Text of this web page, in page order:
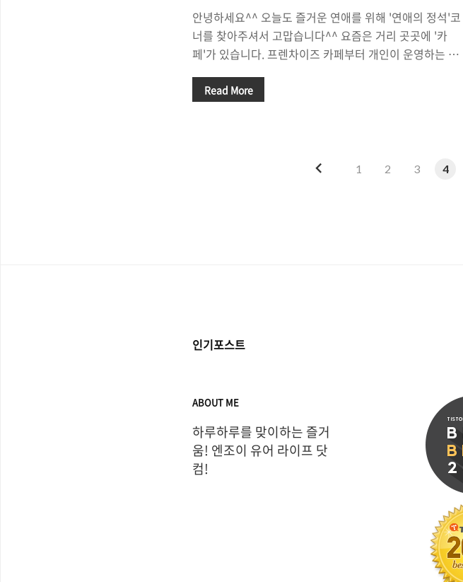
안녕하세요^^ 오늘도 즐거운 연애를 위해 '연애의 정석'코
너를 찾아주셔서 고맙습니다^^ 요즘은 거리 곳곳에 '카
페'가 있습니다. 프렌차이즈 카페부터 개인이 운영하는 작
일 차를 마시거나, 친구를 만나거나, 데이트 장소로 쉴 겸
들을 만날 수도 있고, '커피'를 마시지 않는 남자들을 만날
Read More
1 2 3 4
인기포스트
ABOUT ME
하루하루를 맞이하는 즐거
움! 엔조이 유어 라이프 닷
컴!